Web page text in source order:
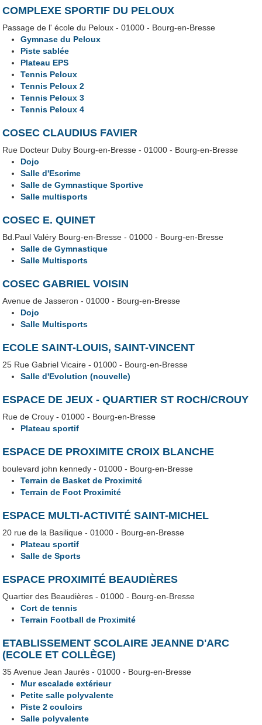
COMPLEXE SPORTIF DU PELOUX
Passage de l' école du Peloux - 01000 - Bourg-en-Bresse
Gymnase du Peloux
Piste sablée
Plateau EPS
Tennis Peloux
Tennis Peloux 2
Tennis Peloux 3
Tennis Peloux 4
COSEC CLAUDIUS FAVIER
Rue Docteur Duby Bourg-en-Bresse - 01000 - Bourg-en-Bresse
Dojo
Salle d'Escrime
Salle de Gymnastique Sportive
Salle multisports
COSEC E. QUINET
Bd.Paul Valéry Bourg-en-Bresse - 01000 - Bourg-en-Bresse
Salle de Gymnastique
Salle Multisports
COSEC GABRIEL VOISIN
Avenue de Jasseron - 01000 - Bourg-en-Bresse
Dojo
Salle Multisports
ECOLE SAINT-LOUIS, SAINT-VINCENT
25 Rue Gabriel Vicaire - 01000 - Bourg-en-Bresse
Salle d'Evolution (nouvelle)
ESPACE DE JEUX - QUARTIER ST ROCH/CROUY
Rue de Crouy - 01000 - Bourg-en-Bresse
Plateau sportif
ESPACE DE PROXIMITE CROIX BLANCHE
boulevard john kennedy - 01000 - Bourg-en-Bresse
Terrain de Basket de Proximité
Terrain de Foot Proximité
ESPACE MULTI-ACTIVITÉ SAINT-MICHEL
20 rue de la Basilique - 01000 - Bourg-en-Bresse
Plateau sportif
Salle de Sports
ESPACE PROXIMITÉ BEAUDIÈRES
Quartier des Beaudières - 01000 - Bourg-en-Bresse
Cort de tennis
Terrain Football de Proximité
ETABLISSEMENT SCOLAIRE JEANNE D'ARC
(ECOLE ET COLLÈGE)
35 Avenue Jean Jaurès - 01000 - Bourg-en-Bresse
Mur escalade extérieur
Petite salle polyvalente
Piste 2 couloirs
Salle polyvalente